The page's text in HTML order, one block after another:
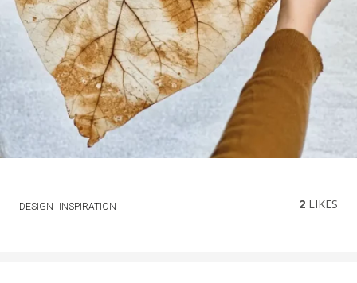
DESIGN INSPIRATION 2 LIKES